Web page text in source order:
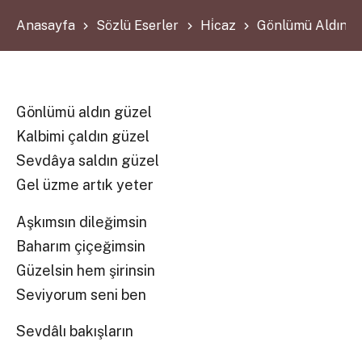
Anasayfa Sözlü Eserler Hi̇caz Gönlümü Aldın
Gönlümü aldın güzel
Kalbimi çaldın güzel
Sevdâya saldın güzel
Gel üzme artık yeter
Aşkımsın dileğimsin
Baharım çiçeğimsin
Güzelsin hem şirinsin
Seviyorum seni ben
Sevdâlı bakışların